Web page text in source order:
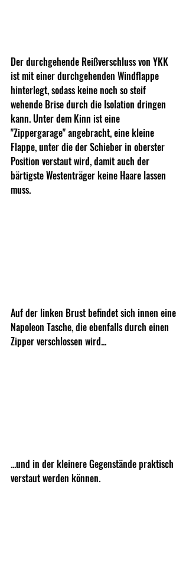
Der durchgehende Reißverschluss von YKK
ist mit einer durchgehenden Windflappe
hinterlegt, sodass keine noch so steif
wehende Brise durch die Isolation dringen
kann. Unter dem Kinn ist eine
"Zippergarage" angebracht, eine kleine
Flappe, unter die der Schieber in oberster
Position verstaut wird, damit auch der
bärtigste Westenträger keine Haare lassen
muss.
Auf der linken Brust befindet sich innen eine
Napoleon Tasche, die ebenfalls durch einen
Zipper verschlossen wird...
...und in der kleinere Gegenstände praktisch
verstaut werden können.